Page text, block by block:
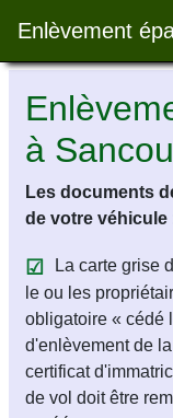
Enlèvement
à
Les documents
de votre véhicule
La carte grise
le ou les
obligatoire « cédé
d'enlèvement de
certificat
de vol doit être